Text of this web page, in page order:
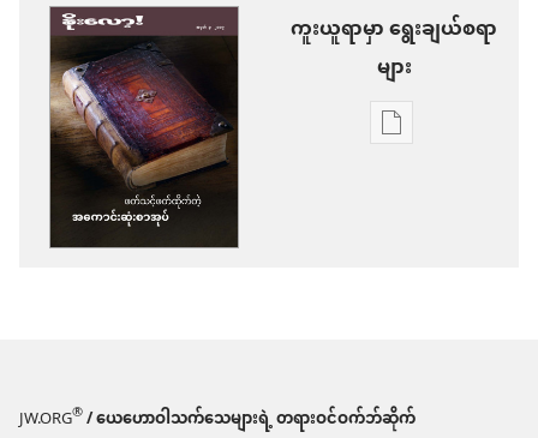
ကူးယူရာမှာ ရွေးချယ်စရာ
များ
စာပေ
များ
JW.ORG®/ ယေဟောဝါသက်သေများရဲ့ တရားဝင်ဝက်ဘ်ဆိုက်